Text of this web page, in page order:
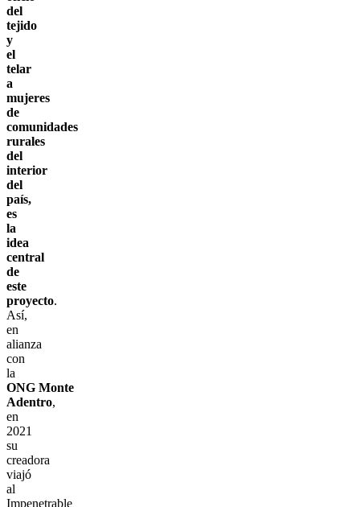
del
tejido
y
el
telar
a
mujeres
de
comunidades
rurales
del
interior
del
país,
es
la
idea
central
de
este
proyecto.
Así,
en
alianza
con
la
ONG Monte
Adentro,
en
2021
su
creadora
viajó
al
Impenetrable